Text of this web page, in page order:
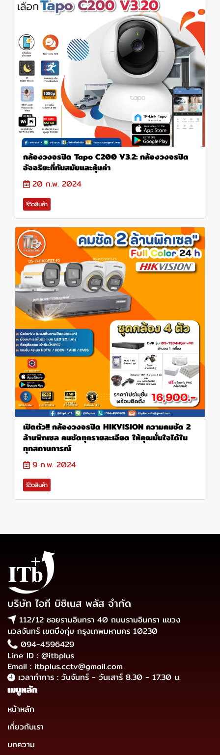
กล้องวงจรปิด Tapo C200 V3.2: กล้องวงจรปิด
อัจฉริยะที่ทันสมัยและคุ้มค่า
20 ก.พ. 2024
รีวิวสินค้า
เปิดตัว!! กล้องวงจรปิด HIKVISION ความคมชัด 2
ล้านพิกเซล คมชัดทุกรายละเอียด ให้คุณมั่นใจได้ใน
ทุกสถานการณ์
9 ก.พ. 2024
รีวิวสินค้า
บริษัท ไอที บิซิเนส พลัส จำกัด
112/12 ซอยรามอินทรา 40 ถนนรามอินทรา แขวง
นวลจันทร์ เขตบึงกุ่ม กรุงเทพมหานคร 10230
094-4596429
Line ID : @itbplus
Email : itbplus.cctv@gmail.com
เวลาทำการ : วันจันทร์ - วันเสาร์ 8.30 - 17.30 น.
เมนูหลัก
หน้าหลัก
เกี่ยวกับเรา
บทความ